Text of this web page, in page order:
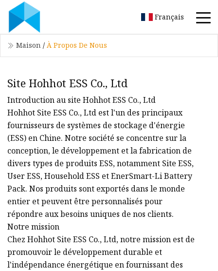
Français
Maison / À Propos De Nous
Site Hohhot ESS Co., Ltd
Introduction au site Hohhot ESS Co., Ltd
Hohhot Site ESS Co., Ltd est l'un des principaux
fournisseurs de systèmes de stockage d'énergie
(ESS) en Chine. Notre société se concentre sur la
conception, le développement et la fabrication de
divers types de produits ESS, notamment Site ESS,
User ESS, Household ESS et EnerSmart-Li Battery
Pack. Nos produits sont exportés dans le monde
entier et peuvent être personnalisés pour
répondre aux besoins uniques de nos clients.
Notre mission
Chez Hohhot Site ESS Co., Ltd, notre mission est de
promouvoir le développement durable et
l'indépendance énergétique en fournissant des